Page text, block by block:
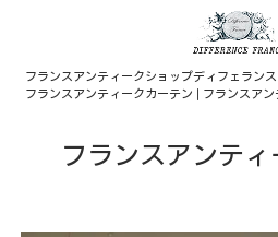
フランスアンティークショップディフェラン
フランスアンティークカーテン | フランスア
フランスアンテ